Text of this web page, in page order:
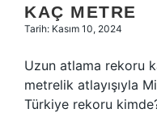
KAÇ METRE
Tarih: Kasım 10, 2024
Uzun atlama rekoru
metrelik atlayışıyla
Türkiye rekoru